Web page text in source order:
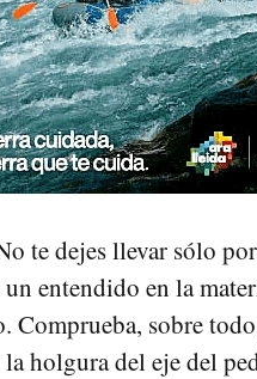
te dejes llevar sólo
entendido en la
Comprueba, sobre
holgura del eje del